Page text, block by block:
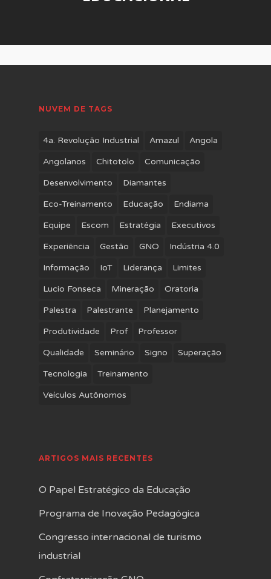
NUVEM DE TAGS
4a. Revolução Industrial Amazul Angola
Angolanos Chitotolo Comunicação
Desenvolvimento Diamantes
Eco-Treinamento Educação Endiama
Equipe Escom Estratégia Executivos
Experiência Gestão GNO Indústria 4.0
Informação IoT Liderança Limites
Lucio Fonseca Mineração Oratoria
Palestra Palestrante Planejamento
Produtividade Prof Professor
Qualidade Seminário Signo Superação
Tecnologia Treinamento
Veículos Autônomos
ARTIGOS MAIS RECENTES
O Papel Estratégico da Educação
Programa de Inovação Pedagógica
Congresso internacional de turismo
industrial